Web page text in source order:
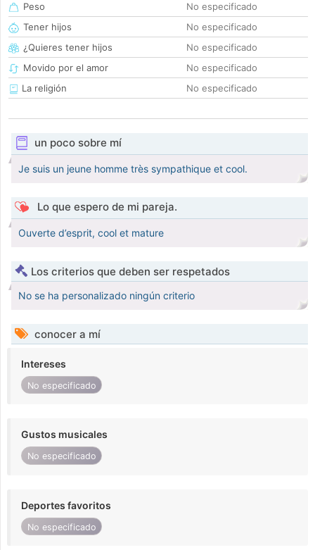
Peso
No especificado
Tener hijos
No especificado
¿Quieres tener hijos
No especificado
Movido por el amor
No especificado
La religión
No especificado
un poco sobre mí
Je suis un jeune homme très sympathique et cool.
Lo que espero de mi pareja.
Ouverte d’esprit, cool et mature
Los criterios que deben ser respetados
No se ha personalizado ningún criterio
conocer a mí
Intereses
No especificado
Gustos musicales
No especificado
Deportes favoritos
No especificado